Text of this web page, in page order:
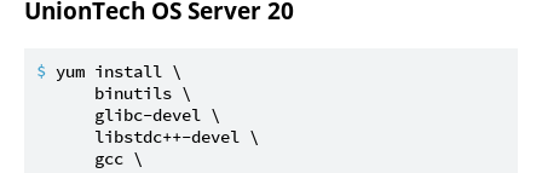
UnionTech OS Server 20
$ yum install \
      binutils \
      glibc-devel \
      libstdc++-devel \